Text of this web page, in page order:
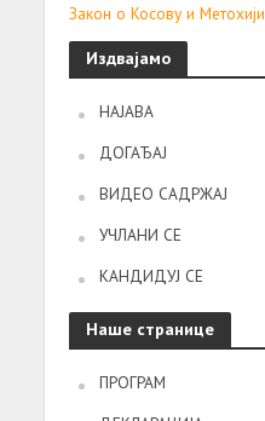
Закон о Косову и Метохији
Издвајамо
НАЈАВА
ДОГАЂАЈ
ВИДЕО САДРЖАЈ
УЧЛАНИ СЕ
КАНДИДУЈ СЕ
Наше странице
ПРОГРАМ